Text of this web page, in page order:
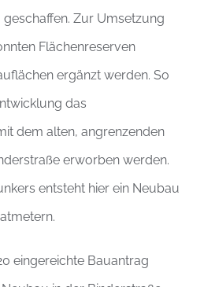
Zur Umsetzung
Flächenreserven
ergänzt werden. So
das
dem alten, angrenzenden
erworben werden.
entsteht hier ein Neubau
eingereichte Bauantrag